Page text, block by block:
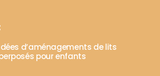
d’aménagements de lits
pour enfants